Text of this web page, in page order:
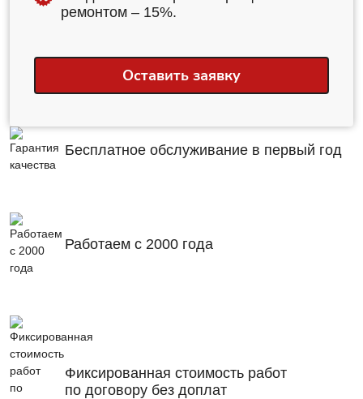
ремонтом – 15%.
Оставить заявку
Бесплатное обслуживание в первый год
Работаем с 2000 года
Фиксированная стоимость работ
по договору без доплат